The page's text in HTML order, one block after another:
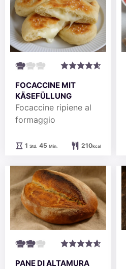
FOCACCINE MIT
KÄSEFÜLLUNG
Focaccine ripiene al
formaggio
1Stunde
Std. 45Minuten
Min. 210kcal
PANE DI ALTAMURA